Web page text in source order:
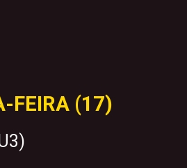
FEIRA (17)